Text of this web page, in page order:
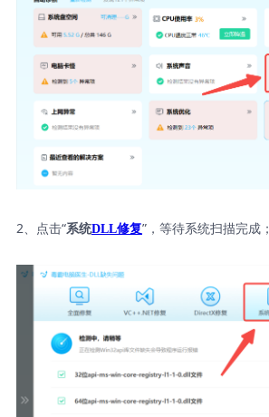
2、点击“系统DLL修复”，等待系统扫描完成；